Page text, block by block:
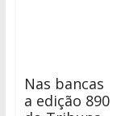
Nas bancas
a edição 890